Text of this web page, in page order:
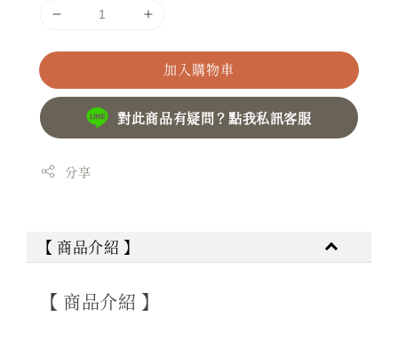
加入購物車
對此商品有疑問？點我私訊客服
分享
【 商品介紹 】
【 商品介紹 】